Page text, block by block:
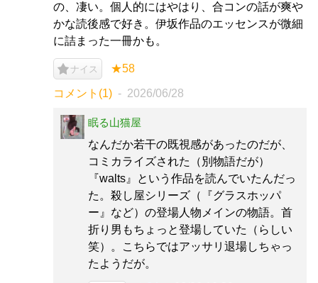
の、凄い。個人的にはやはり、合コンの話が爽や
かな読後感で好き。伊坂作品のエッセンスが微細
に詰まった一冊かも。
ナイス ★58
コメント(1) 2026/06/28
眠る山猫屋
なんだか若干の既視感があったのだが、
コミカライズされた（別物語だが）
『walts』という作品を読んでいたんだっ
た。殺し屋シリーズ（『グラスホッパ
ー』など）の登場人物メインの物語。首
折り男もちょっと登場していた（らしい
笑）。こちらではアッサリ退場しちゃっ
たようだが。